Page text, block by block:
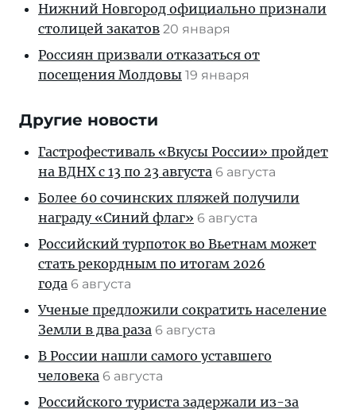
Нижний Новгород официально признали
столицей закатов 20 января
Россиян призвали отказаться от
посещения Молдовы 19 января
Другие новости
Гастрофестиваль «Вкусы России» пройдет
на ВДНХ с 13 по 23 августа 6 августа
Более 60 сочинских пляжей получили
награду «Синий флаг» 6 августа
Российский турпоток во Вьетнам может
стать рекордным по итогам 2026
года 6 августа
Ученые предложили сократить население
Земли в два раза 6 августа
В России нашли самого уставшего
человека 6 августа
Российского туриста задержали из-за